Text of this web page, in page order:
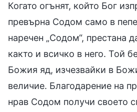
Когато огънят, който Бог
превърна Содом само в
наречен „Содом“, престана
както и всичко в него. Той
Божия яд, изчезвайки в
величие. Благодарение на
нрав Содом получи своето